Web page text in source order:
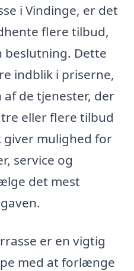
i Vindinge, er det
flere tilbud,
Dette
indblik i priserne,
de tjenester, der
eller flere tilbud
mulighed for
service og
det mest
er en vigtig
med at forlænge